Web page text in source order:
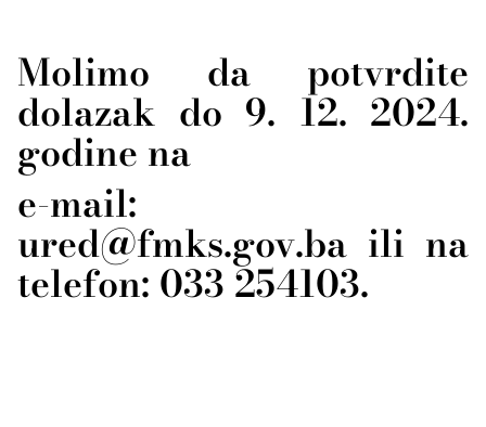
Molimo da potvrdite
dolazak do 9. 12. 2024.
godine na
e-mail:
ured@fmks.gov.ba ili na
telefon: 033 254103.